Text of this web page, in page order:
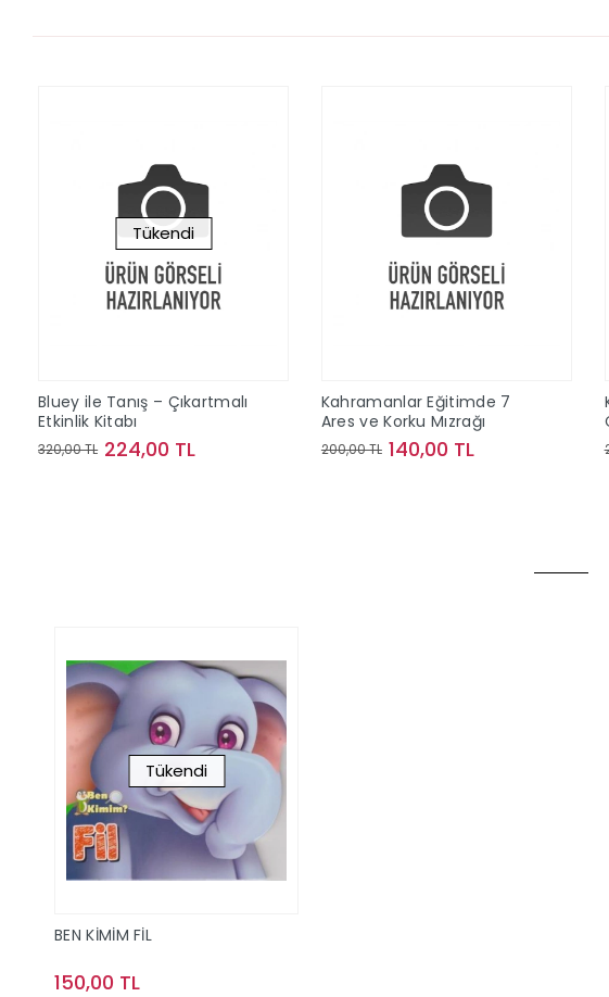
Tükendi
Bluey ile Tanış – Çıkartmalı
Etkinlik Kitabı
320,00 TL 224,00 TL
Kahramanlar Eğitimde 7
Ares ve Korku Mızrağı
200,00 TL 140,00 TL
Tükendi
BEN KİMİM FİL
150,00 TL